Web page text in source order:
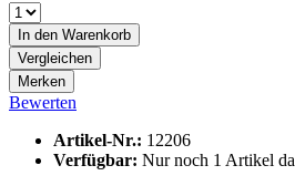
In den Warenkorb
Vergleichen
Merken
Bewerten
Artikel-Nr.: 12206
Verfügbar: Nur noch 1 Artikel da